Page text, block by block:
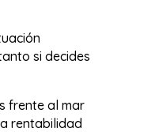
si decides
frente al mar
rentabilidad